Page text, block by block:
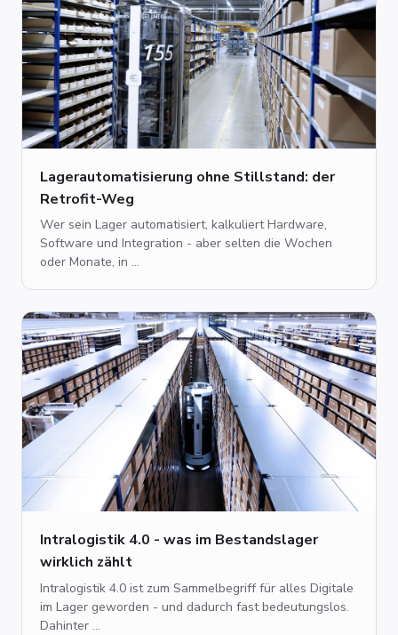
Lagerautomatisierung ohne Stillstand: der
Retrofit-Weg
Wer sein Lager automatisiert, kalkuliert Hardware,
Software und Integration - aber selten die Wochen
oder Monate, in ...
Intralogistik 4.0 - was im Bestandslager
wirklich zählt
Intralogistik 4.0 ist zum Sammelbegriff für alles Digitale
im Lager geworden - und dadurch fast bedeutungslos.
Dahinter ...